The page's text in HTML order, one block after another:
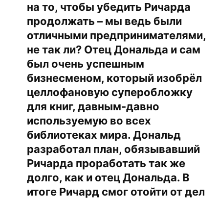
на то, чтобы убедить Ричарда
продолжать – мы ведь были
отличными предпринимателями,
не так ли? Отец Дональда и сам
был очень успешным
бизнесменом, который изобрёл
целлофановую суперобложку
для книг, давным-давно
используемую во всех
библиотеках мира. Дональд
разработал план, обязывавший
Ричарда проработать так же
долго, как и отец Дональда. В
итоге Ричард смог отойти от дел